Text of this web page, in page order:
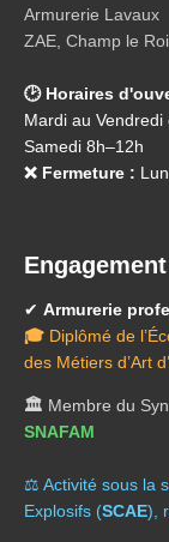
Armurerie Lavaux
ZAE, Champ le
🕑 Horaires
Mardi au
Samedi 8h–12h
❌ Fermeture :
✔ Armurerie
🎓 Diplômé de
des Métiers d’Art
🏛️ Membre du
SNAFAM
⚖️ Activité sous la
Explosifs (SCAE),